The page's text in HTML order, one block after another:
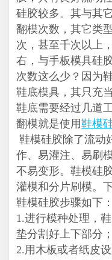
硅胶较多。其与其
翻模次数，其它类
次，甚至千次以上
右，与手板模具硅
次数这么少？因为
鞋底模具，其只充
鞋底需要经过几道
翻模就是使用鞋模
鞋模硅胶除了流动
作、易灌注、易刷
不易变形。鞋模硅
灌模和分片刷模。
鞋模硅胶步骤如下：
1.进行模种处理，
垫分割好上下部分；
2.用木板或者纸皮